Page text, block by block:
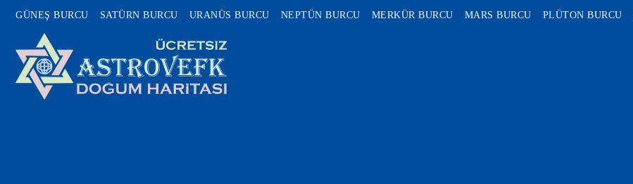
GÜNEŞ BURCU SATÜRN BURCU URANÜS BURCU NEPTÜN BURCU MERKÜR BURCU MARS BURCU PLÜTON BURCU